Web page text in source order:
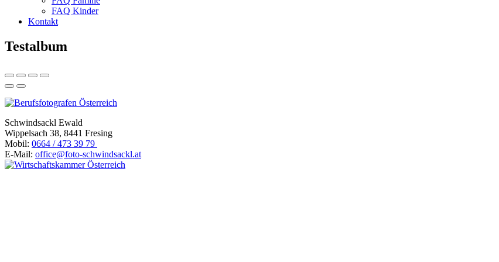
FAQ Kinder
Kontakt
Testalbum
Schwindsackl Ewald
Wippelsach 38, 8441 Fresing
Mobil: 0664 / 473 39 79
E-Mail: office@foto-schwindsackl.at